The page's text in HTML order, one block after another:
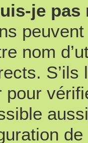
je pas
nom
pour